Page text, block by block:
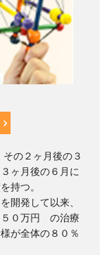
の２ヶ月後の３
ヶ月後の６月に
持つ。
開発して以来、
５０万円 の治療
が全体の８０％